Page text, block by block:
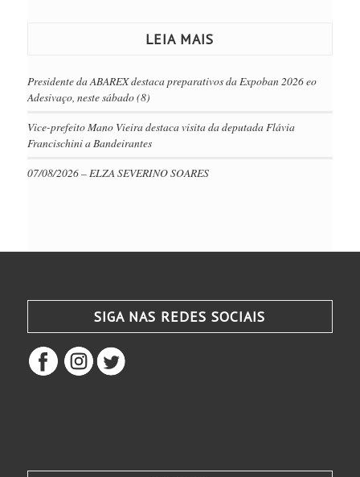
LEIA MAIS
Presidente da ABAREX destaca preparativos da Expoban 2026 eo
Adesivaço, neste sábado (8)
Vice-prefeito Mano Vieira destaca visita da deputada Flávia
Francischini a Bandeirantes
07/08/2026 – ELZA SEVERINO SOARES
SIGA NAS REDES SOCIAIS